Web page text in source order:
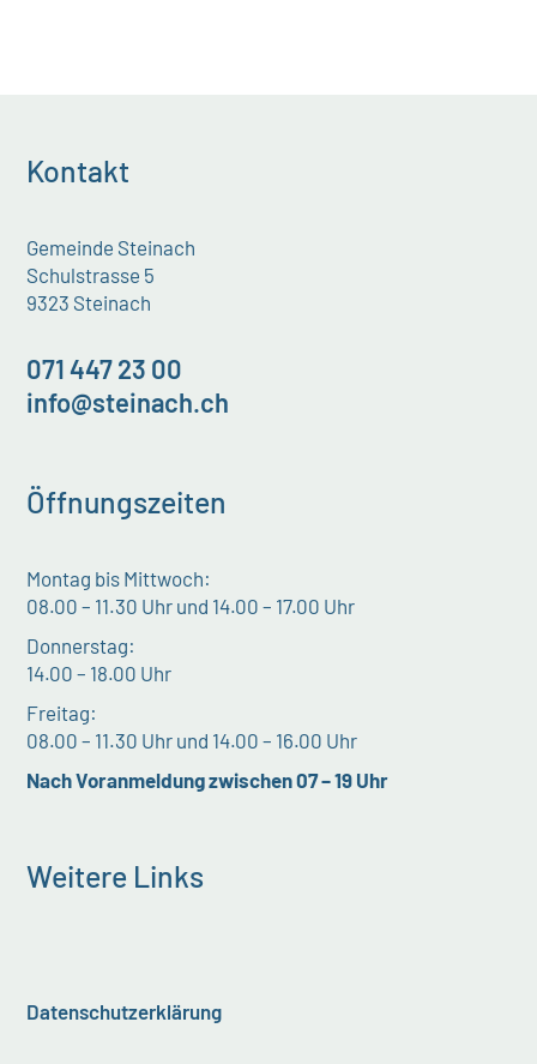
Kontakt
Gemeinde Steinach
Schulstrasse 5
9323 Steinach
071 447 23 00
info@steinach.ch
Öffnungszeiten
Montag bis Mittwoch:
08.00 – 11.30 Uhr und 14.00 – 17.00 Uhr
Donnerstag:
14.00 – 18.00 Uhr
Freitag:
08.00 – 11.30 Uhr und 14.00 – 16.00 Uhr
Nach Voranmeldung zwischen 07 – 19 Uhr
Weitere Links
Datenschutzerklärung